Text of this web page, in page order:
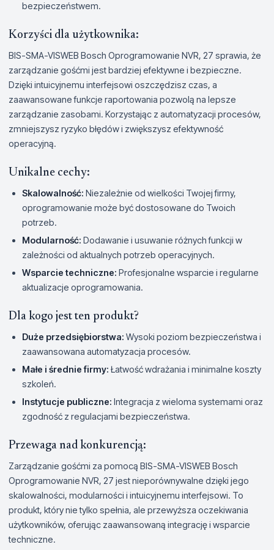
bezpieczeństwem.
Korzyści dla użytkownika:
BIS-SMA-VISWEB Bosch Oprogramowanie NVR, 27 sprawia, że
zarządzanie gośćmi jest bardziej efektywne i bezpieczne.
Dzięki intuicyjnemu interfejsowi oszczędzisz czas, a
zaawansowane funkcje raportowania pozwolą na lepsze
zarządzanie zasobami. Korzystając z automatyzacji procesów,
zmniejszysz ryzyko błędów i zwiększysz efektywność
operacyjną.
Unikalne cechy:
Skalowalność: Niezależnie od wielkości Twojej firmy,
oprogramowanie może być dostosowane do Twoich
potrzeb.
Modularność: Dodawanie i usuwanie różnych funkcji w
zależności od aktualnych potrzeb operacyjnych.
Wsparcie techniczne: Profesjonalne wsparcie i regularne
aktualizacje oprogramowania.
Dla kogo jest ten produkt?
Duże przedsiębiorstwa: Wysoki poziom bezpieczeństwa i
zaawansowana automatyzacja procesów.
Małe i średnie firmy: Łatwość wdrażania i minimalne koszty
szkoleń.
Instytucje publiczne: Integracja z wieloma systemami oraz
zgodność z regulacjami bezpieczeństwa.
Przewaga nad konkurencją:
Zarządzanie gośćmi za pomocą BIS-SMA-VISWEB Bosch
Oprogramowanie NVR, 27 jest nieporównywalne dzięki jego
skalowalności, modularności i intuicyjnemu interfejsowi. To
produkt, który nie tylko spełnia, ale przewyższa oczekiwania
użytkowników, oferując zaawansowaną integrację i wsparcie
techniczne.